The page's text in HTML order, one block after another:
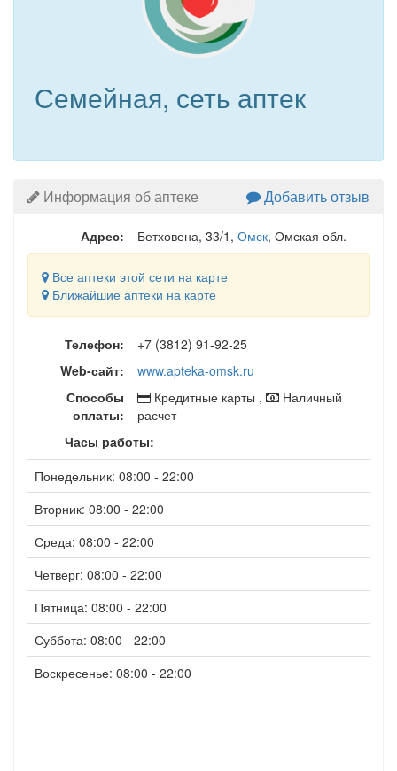
Семейная, сеть аптек
Информация об аптеке Добавить отзыв
Адрес: Бетховена, 33/1 , Омск, Омская обл.
Все аптеки этой сети на карте
Ближайшие аптеки на карте
Телефон:
+7 (3812) 91-92-25
Web-сайт:
www.apteka-omsk.ru
Способы
оплаты:
Кредитные карты ,
Наличный
расчет
Часы работы:
Понедельник: 08:00 - 22:00
Вторник: 08:00 - 22:00
Среда: 08:00 - 22:00
Четверг: 08:00 - 22:00
Пятница: 08:00 - 22:00
Суббота: 08:00 - 22:00
Воскресенье: 08:00 - 22:00